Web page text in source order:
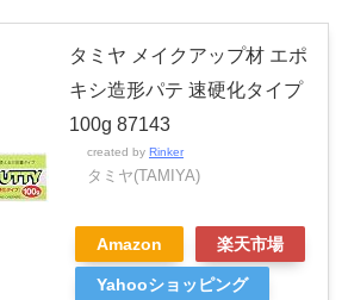
タミヤ メイクアップ材 エポ
キシ造形パテ 速硬化タイプ
100g 87143
created by Rinker
タミヤ(TAMIYA)
Amazon 楽天市場
Yahooショッピング